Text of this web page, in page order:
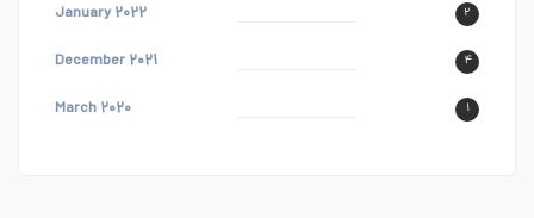
January ۲۰۲۲ ۲
December ۲۰۲۱ ۴
March ۲۰۲۰ ۱